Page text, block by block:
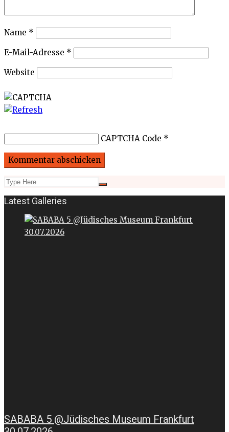
Name *
E-Mail-Adresse *
Website
CAPTCHA Code *
Latest Galleries
SABABA 5 @Jüdisches Museum Frankfurt